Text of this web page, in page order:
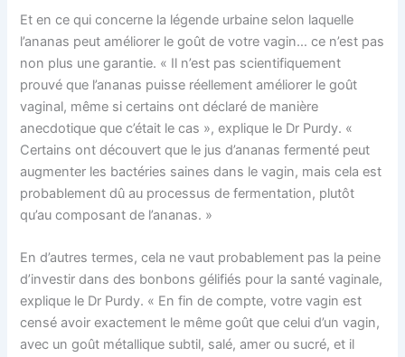
Et en ce qui concerne la légende urbaine selon laquelle
l’ananas peut améliorer le goût de votre vagin… ce n’est pas
non plus une garantie. « Il n’est pas scientifiquement
prouvé que l’ananas puisse réellement améliorer le goût
vaginal, même si certains ont déclaré de manière
anecdotique que c’était le cas », explique le Dr Purdy. «
Certains ont découvert que le jus d’ananas fermenté peut
augmenter les bactéries saines dans le vagin, mais cela est
probablement dû au processus de fermentation, plutôt
qu’au composant de l’ananas. »
En d’autres termes, cela ne vaut probablement pas la peine
d’investir dans des bonbons gélifiés pour la santé vaginale,
explique le Dr Purdy. « En fin de compte, votre vagin est
censé avoir exactement le même goût que celui d’un vagin,
avec un goût métallique subtil, salé, amer ou sucré, et il